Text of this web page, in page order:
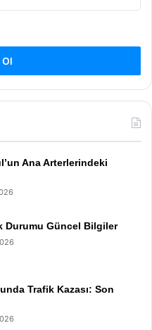
Ol
Ana Arterlerindeki
Durumu Güncel Bilgiler
Trafik Kazası: Son